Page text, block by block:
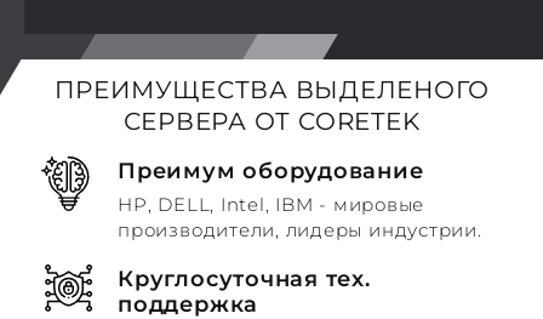
ПРЕИМУЩЕСТВА ВЫДЕЛЕНОГО
СЕРВЕРА ОТ CORETEK
Преимум оборудование
HP, DELL, Intel, IBM - мировые
производители, лидеры индустрии.
Круглосуточная тех.
поддержка